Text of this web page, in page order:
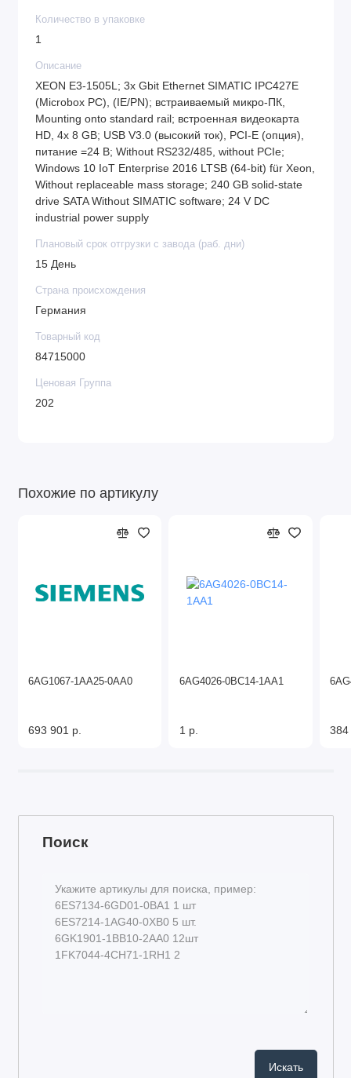
Количество в упаковке
1
Описание
XEON E3-1505L; 3x Gbit Ethernet SIMATIC IPC427E
(Microbox PC), (IE/PN); встраиваемый микро-ПК,
Mounting onto standard rail; встроенная видеокарта
HD, 4x 8 GB; USB V3.0 (высокий ток), PCI-E (опция),
питание =24 В; Without RS232/485, without PCIe;
Windows 10 IoT Enterprise 2016 LTSB (64-bit) für Xeon,
Without replaceable mass storage; 240 GB solid-state
drive SATA Without SIMATIC software; 24 V DC
industrial power supply
Плановый срок отгрузки с завода (раб. дни)
15 День
Страна происхождения
Германия
Товарный код
84715000
Ценовая Группа
202
Похожие по артикулу
6AG1067-1AA25-0AA0
693 901 р.
6AG4026-0BC14-1AA1
1 р. 384
Поиск